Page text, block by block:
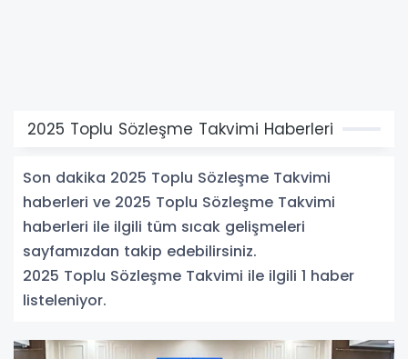
2025 Toplu Sözleşme Takvimi Haberleri
Son dakika 2025 Toplu Sözleşme Takvimi
haberleri ve 2025 Toplu Sözleşme Takvimi
haberleri ile ilgili tüm sıcak gelişmeleri
sayfamızdan takip edebilirsiniz.
2025 Toplu Sözleşme Takvimi ile ilgili 1 haber
listeleniyor.